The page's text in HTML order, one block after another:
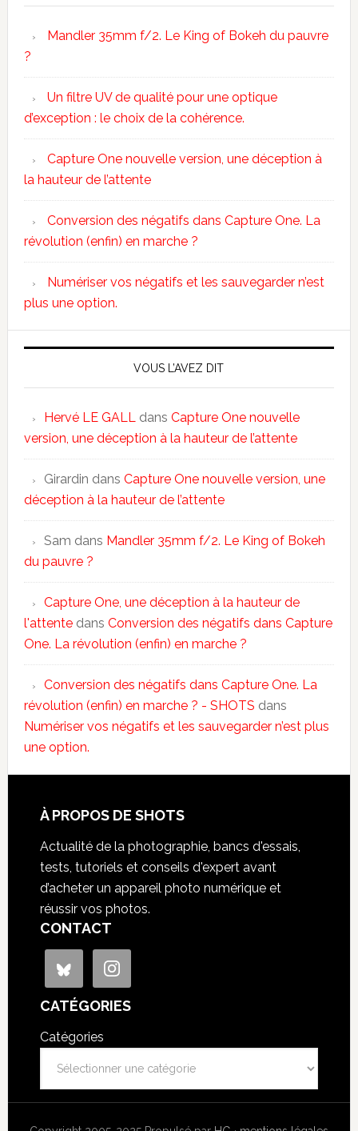
Mandler 35mm f/2. Le King of Bokeh du pauvre
?
Un filtre UV de qualité pour une optique
d’exception : le choix de la cohérence.
Capture One nouvelle version, une déception à
la hauteur de l’attente
Conversion des négatifs dans Capture One. La
révolution (enfin) en marche ?
Numériser vos négatifs et les sauvegarder n’est
plus une option.
VOUS L’AVEZ DIT
Hervé LE GALL dans Capture One nouvelle
version, une déception à la hauteur de l’attente
Girardin dans Capture One nouvelle version, une
déception à la hauteur de l’attente
Sam dans Mandler 35mm f/2. Le King of Bokeh
du pauvre ?
Capture One, une déception à la hauteur de
l'attentedans Conversion des négatifs dans Capture
One. La révolution (enfin) en marche ?
Conversion des négatifs dans Capture One. La
révolution (enfin) en marche ? - SHOTS dans
Numériser vos négatifs et les sauvegarder n’est plus
une option.
À PROPOS DE SHOTS
Actualité de la photographie, bancs d'essais,
tests, tutoriels et conseils d'expert avant
d’acheter un appareil photo numérique et
réussir vos photos.
CONTACT
CATÉGORIES
Catégories